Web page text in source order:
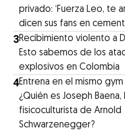
privado: ‘Fuerza Leo, te
dicen sus fans en
3Recibimiento violento a
Esto sabemos de los
explosivos en Colombia
4Entrena en el mismo
¿Quién es Joseph Baena,
fisicoculturista de Arnold
Schwarzenegger?